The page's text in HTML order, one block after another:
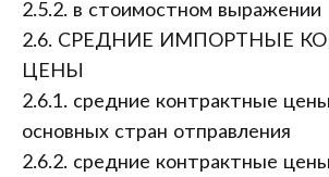
2.5.2. в стоимостном выражении
2.6. СРЕДНИЕ ИМПОРТНЫЕ
ЦЕНЫ
2.6.1. средние контрактные
основных стран отправления
2.6.2. средние контрактные